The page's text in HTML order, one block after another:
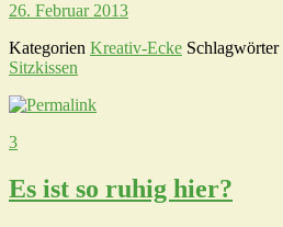
26. Februar 2013
Kategorien Kreativ-Ecke Schlagwörter
Sitzkissen
3
Es ist so ruhig hier?